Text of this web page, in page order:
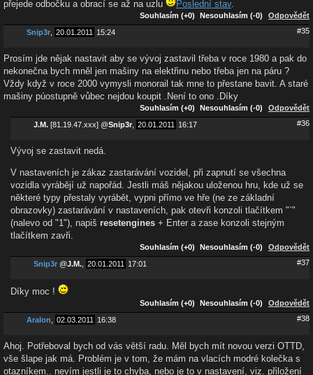
přejede odbočku a obrací se až na uzlu
Poslední stav.
Souhlasím (+0) Nesouhlasím (-0) Odpovědět
Snip3r 20.01.2011 15:24 #35
Prosím jde nějak nastavit aby se vývoj zastavil třeba v roce 1980 a pak do
nekonečna bych mněl jen mašiny na elektřinu nebo třeba jen na páru ?
Vždy když v roce 2000 vymysli monorail tak mne to přestane bavit. A staré
mašiny púostupně vůbec nejdou koupit .Není to ono .Díky
Souhlasím (+0) Nesouhlasím (-0) Odpovědět
J.M. [81.19.47.xxx] @Snip3r 20.01.2011 16:17 #36
Vývoj se zastavit nedá.
V nastaveních je zákaz zastarávání vozidel, při zapnutí se všechna
vozidla vyrábějí už napořád. Jestli máš nějakou uloženou hru, kde už se
některé typy přestaly vyrábět, vypni přímo ve hře (ne ze základní
obrazovky) zastarávání v nastaveních, pak otevři konzoli tlačítkem "`"
(nalevo od "1"), napiš resetengines + Enter a zase konzoli stejným
tlačítkem zavři.
Souhlasím (+0) Nesouhlasím (-0) Odpovědět
Snip3r @J.M. 20.01.2011 17:01 #37
Díky moc !
Souhlasím (+0) Nesouhlasím (-0) Odpovědět
Aralon 02.03.2011 16:38 #38
Ahoj. Potřeboval bych od vás větší radu. Měl bych mít novou verzi OTTD,
vše šlape jak má. Problém je v tom, že mám na vlacích modré kolečka s
otazníkem.. nevím jestli je to chyba, nebo je to v nastavení, viz. přiložení